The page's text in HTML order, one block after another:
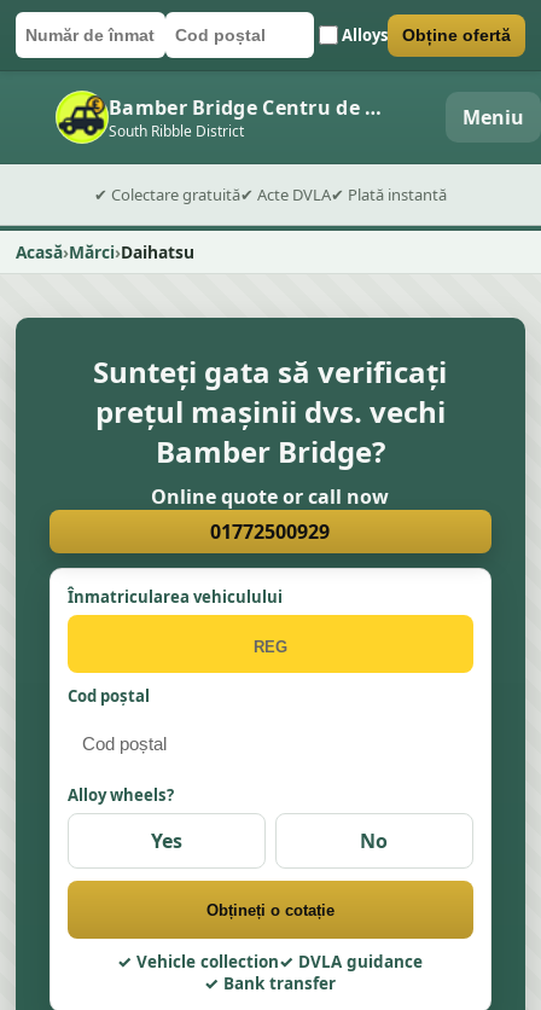
Număr de înmatriculare
Cod poștal Alloys
Trimite formularul Obține ofertă
Bamber Bridge Centru de dezmembrări auto
South Ribble District Meniu
✔ Colectare gratuită✔ Acte DVLA✔ Plată instantă
Acasă Mărci Daihatsu
Sunteți gata să verificați
prețul mașinii dvs. vechi
Bamber Bridge?
Online quote or call now
01772500929
Înmatricularea vehiculului
Cod poștal
Alloy wheels?
Yes No
Obțineți o cotație
Vehicle collection
DVLA guidance
Bank transfer